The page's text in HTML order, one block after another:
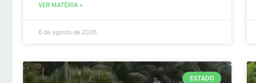
VER MATÉRIA »
6 de agosto de 2026
ESTADO